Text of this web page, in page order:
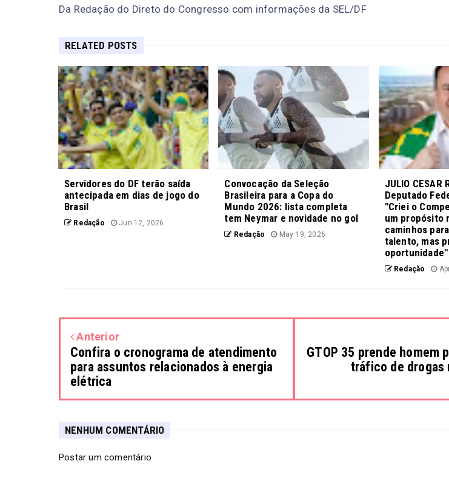
Da Redação do Direto do Congresso com informações da SEL/DF
RELATED POSTS
Servidores do DF terão saída
antecipada em dias de jogo do
Brasil
Redação Jun 12, 2026
Convocação da Seleção
Brasileira para a Copa do
Mundo 2026: lista completa
tem Neymar e novidade no gol
Redação May 19, 2026
JULIO CESAR
Deputado
"Criei o
um propósito
caminhos
talento, mas
oportunidade"
Redação
Anterior
Confira o cronograma de atendimento
para assuntos relacionados à energia
elétrica
GTOP 35 prende homem
tráfico de drogas
NENHUM COMENTÁRIO
Postar um comentário